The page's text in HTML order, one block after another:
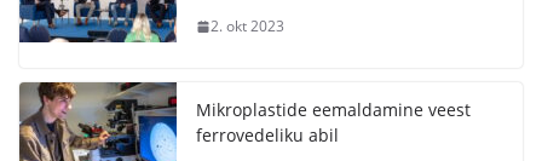
2. okt 2023
Mikroplastide eemaldamine veest
ferrovedeliku abil